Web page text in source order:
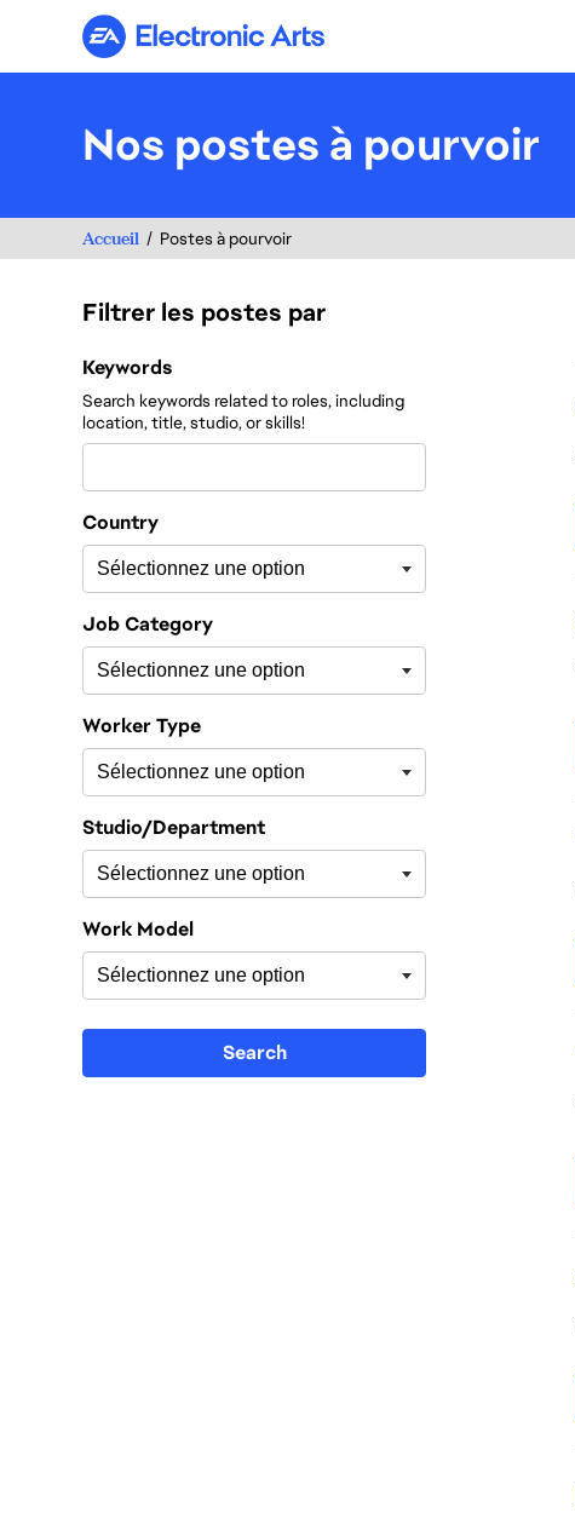
Electronic Arts
Nos postes à pourvoir
Accueil Postes à pourvoir
Filtrer les postes par
Filtrer les postes par
Keywords
Search keywords related to roles, including
location, title, studio, or skills!
Country
Job Category
Worker Type
Studio/Department
Work Model
Search